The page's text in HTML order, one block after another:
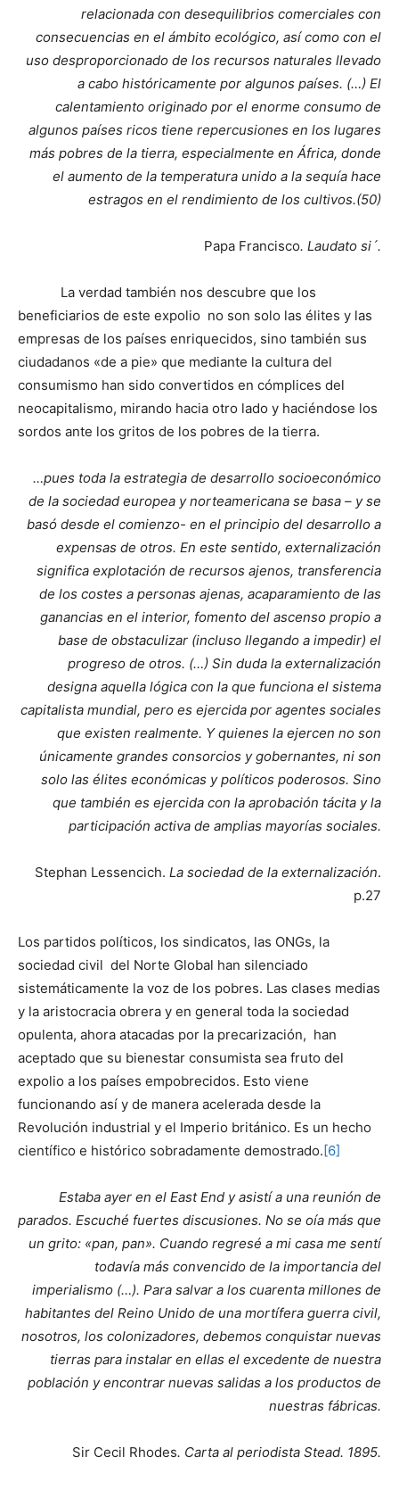
relacionada con desequilibrios comerciales con
consecuencias en el ámbito ecológico, así como con el
uso desproporcionado de los recursos naturales llevado
a cabo históricamente por algunos países. (…) El
calentamiento originado por el enorme consumo de
algunos países ricos tiene repercusiones en los lugares
más pobres de la tierra, especialmente en África, donde
el aumento de la temperatura unido a la sequía hace
estragos en el rendimiento de los cultivos.(50)
Papa Francisco. Laudato si´.
La verdad también nos descubre que los
beneficiarios de este expolio no son solo las élites y las
empresas de los países enriquecidos, sino también sus
ciudadanos «de a pie» que mediante la cultura del
consumismo han sido convertidos en cómplices del
neocapitalismo, mirando hacia otro lado y haciéndose los
sordos ante los gritos de los pobres de la tierra.
…pues toda la estrategia de desarrollo socioeconómico
de la sociedad europea y norteamericana se basa – y se
basó desde el comienzo- en el principio del desarrollo a
expensas de otros. En este sentido, externalización
significa explotación de recursos ajenos, transferencia
de los costes a personas ajenas, acaparamiento de las
ganancias en el interior, fomento del ascenso propio a
base de obstaculizar (incluso llegando a impedir) el
progreso de otros. (…) Sin duda la externalización
designa aquella lógica con la que funciona el sistema
capitalista mundial, pero es ejercida por agentes sociales
que existen realmente. Y quienes la ejercen no son
únicamente grandes consorcios y gobernantes, ni son
solo las élites económicas y políticos poderosos. Sino
que también es ejercida con la aprobación tácita y la
participación activa de amplias mayorías sociales.
Stephan Lessencich. La sociedad de la externalización.
p.27
Los partidos políticos, los sindicatos, las ONGs, la
sociedad civil del Norte Global han silenciado
sistemáticamente la voz de los pobres. Las clases medias
y la aristocracia obrera y en general toda la sociedad
opulenta, ahora atacadas por la precarización, han
aceptado que su bienestar consumista sea fruto del
expolio a los países empobrecidos. Esto viene
funcionando así y de manera acelerada desde la
Revolución industrial y el Imperio británico. Es un hecho
científico e histórico sobradamente demostrado.[6]
Estaba ayer en el East End y asistí a una reunión de
parados. Escuché fuertes discusiones. No se oía más que
un grito: «pan, pan». Cuando regresé a mi casa me sentí
todavía más convencido de la importancia del
imperialismo (…). Para salvar a los cuarenta millones de
habitantes del Reino Unido de una mortífera guerra civil,
nosotros, los colonizadores, debemos conquistar nuevas
tierras para instalar en ellas el excedente de nuestra
población y encontrar nuevas salidas a los productos de
nuestras fábricas.
Sir Cecil Rhodes. Carta al periodista Stead. 1895.